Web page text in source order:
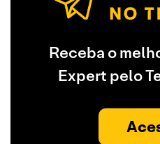
Receba o
Expert pelo